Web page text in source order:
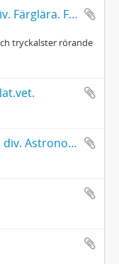
August Strindberg: Tryck. Klipp Div. Färglära. Fys.
tryckalster rörande
August Strindberg: Tryck. Klipp o. div. Astronomi bla.